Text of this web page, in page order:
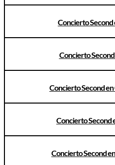
Concierto Second
Concierto
Concierto Second
Concierto Second
Concierto Second